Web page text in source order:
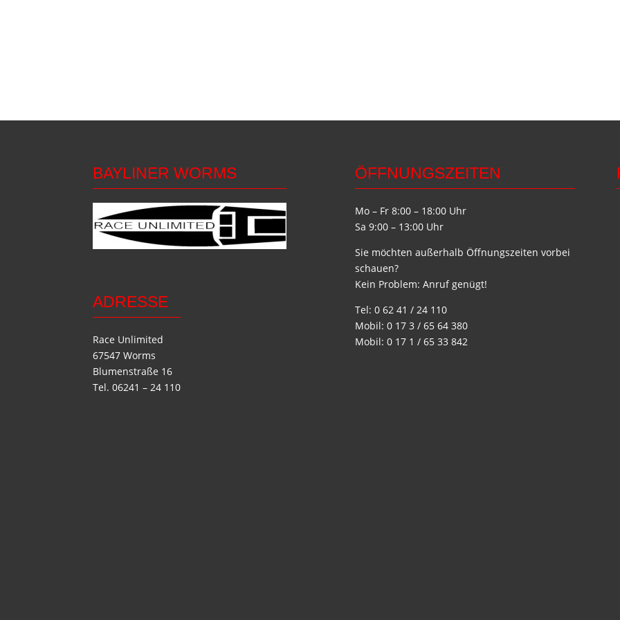
BAYLINER WORMS
ADRESSE
Race Unlimited
67547 Worms
Blumenstraße 16
Tel. 06241 – 24 110
ÖFFNUNGSZEITEN
Mo – Fr 8:00 – 18:00 Uhr
Sa 9:00 – 13:00 Uhr
Sie möchten außerhalb Öffnungszeiten vorbei
schauen?
Kein Problem: Anruf genügt!
Tel: 0 62 41 / 24 110
Mobil: 0 17 3 / 65 64 380
Mobil: 0 17 1 / 65 33 842